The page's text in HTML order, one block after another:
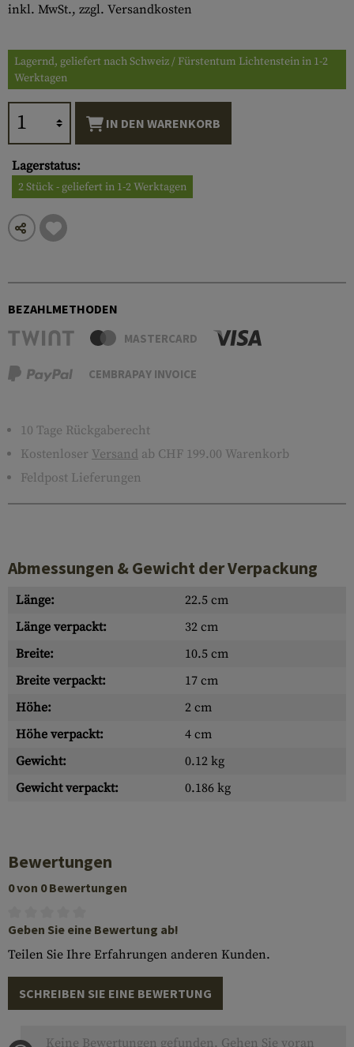
inkl. MwSt., zzgl. Versandkosten
Lagernd, geliefert nach Schweiz / Fürstentum Lichtenstein in 1-2
Werktagen
IN DEN WARENKORB
Lagerstatus:
2 Stück - geliefert in 1-2 Werktagen
BEZAHLMETHODEN
MASTERCARD
CEMBRAPAY INVOICE
10 Tage Rückgaberecht
Kostenloser Versand ab CHF 199.00 Warenkorb
Feldpost Lieferungen
Abmessungen & Gewicht der Verpackung
Länge:
22.5 cm
Länge verpackt:
32 cm
Breite:
10.5 cm
Breite verpackt:
17 cm
Höhe:
2 cm
Höhe verpackt:
4 cm
Gewicht:
0.12 kg
Gewicht verpackt:
0.186 kg
Bewertungen
0 von 0 Bewertungen
Geben Sie eine Bewertung ab!
Teilen Sie Ihre Erfahrungen anderen Kunden.
SCHREIBEN SIE EINE BEWERTUNG
Keine Bewertungen gefunden. Gehen Sie voran